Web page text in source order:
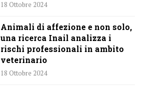
18 Ottobre 2024
Animali di affezione e non solo,
una ricerca Inail analizza i
rischi professionali in ambito
veterinario
18 Ottobre 2024